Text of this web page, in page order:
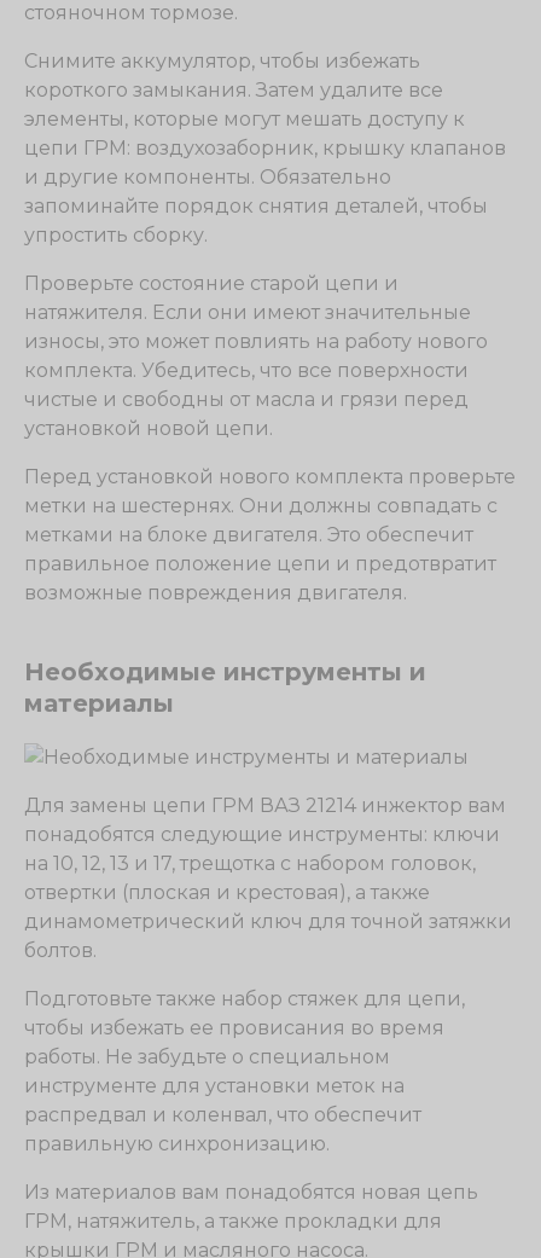
стояночном тормозе.
Снимите аккумулятор, чтобы избежать
короткого замыкания. Затем удалите все
элементы, которые могут мешать доступу к
цепи ГРМ: воздухозаборник, крышку клапанов
и другие компоненты. Обязательно
запоминайте порядок снятия деталей, чтобы
упростить сборку.
Проверьте состояние старой цепи и
натяжителя. Если они имеют значительные
износы, это может повлиять на работу нового
комплекта. Убедитесь, что все поверхности
чистые и свободны от масла и грязи перед
установкой новой цепи.
Перед установкой нового комплекта проверьте
метки на шестернях. Они должны совпадать с
метками на блоке двигателя. Это обеспечит
правильное положение цепи и предотвратит
возможные повреждения двигателя.
Необходимые инструменты и
материалы
Для замены цепи ГРМ ВАЗ 21214 инжектор вам
понадобятся следующие инструменты: ключи
на 10, 12, 13 и 17, трещотка с набором головок,
отвертки (плоская и крестовая), а также
динамометрический ключ для точной затяжки
болтов.
Подготовьте также набор стяжек для цепи,
чтобы избежать ее провисания во время
работы. Не забудьте о специальном
инструменте для установки меток на
распредвал и коленвал, что обеспечит
правильную синхронизацию.
Из материалов вам понадобятся новая цепь
ГРМ, натяжитель, а также прокладки для
крышки ГРМ и масляного насоса.